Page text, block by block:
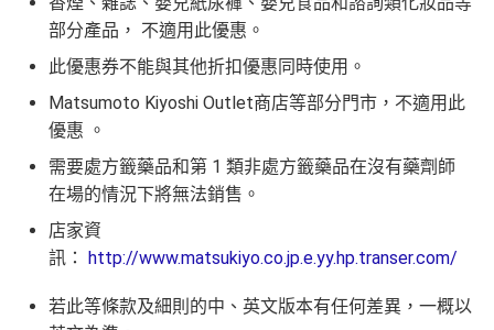
全年簽賬高達2.4%「獎賞錢」回贈
開卡門檻唔算高，年薪要求HK$15萬（即月薪HK$12,5
00）就申請到
網上繳費都有回贈
分，會員折扣日有高達92折優惠
iBanking繳費無里數
正常簽賬得$25=1里，除咗食迎新去超市買野無特別優
勢
網上交易中非香港商戶用港幣交易
積分，但唔收charge
部分產品， 不適用此優惠。
此優惠券不能與其他折扣優惠同時使用。
Matsumoto Kiyoshi Outlet商店等部分門市，不適用此
優惠 。
需要處方籤藥品和第 1 類非處方籤藥品在沒有藥劑師
在場的情況下將無法銷售。
店家資
訊： http://www.matsukiyo.co.jp.e.yy.hp.transer.com/
若此等條款及細則的中、英文版本有任何差異，一概以